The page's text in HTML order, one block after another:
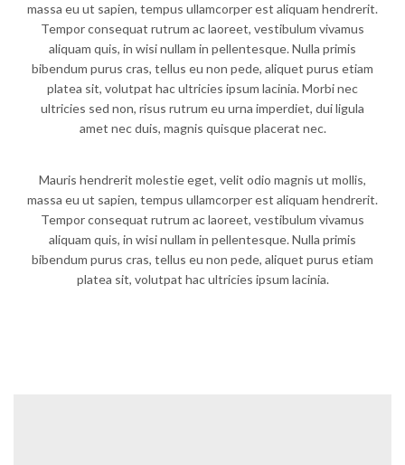
massa eu ut sapien, tempus ullamcorper est aliquam hendrerit.
Tempor consequat rutrum ac laoreet, vestibulum vivamus
aliquam quis, in wisi nullam in pellentesque. Nulla primis
bibendum purus cras, tellus eu non pede, aliquet purus etiam
platea sit, volutpat hac ultricies ipsum lacinia. Morbi nec
ultricies sed non, risus rutrum eu urna imperdiet, dui ligula
amet nec duis, magnis quisque placerat nec.
Mauris hendrerit molestie eget, velit odio magnis ut mollis,
massa eu ut sapien, tempus ullamcorper est aliquam hendrerit.
Tempor consequat rutrum ac laoreet, vestibulum vivamus
aliquam quis, in wisi nullam in pellentesque. Nulla primis
bibendum purus cras, tellus eu non pede, aliquet purus etiam
platea sit, volutpat hac ultricies ipsum lacinia.